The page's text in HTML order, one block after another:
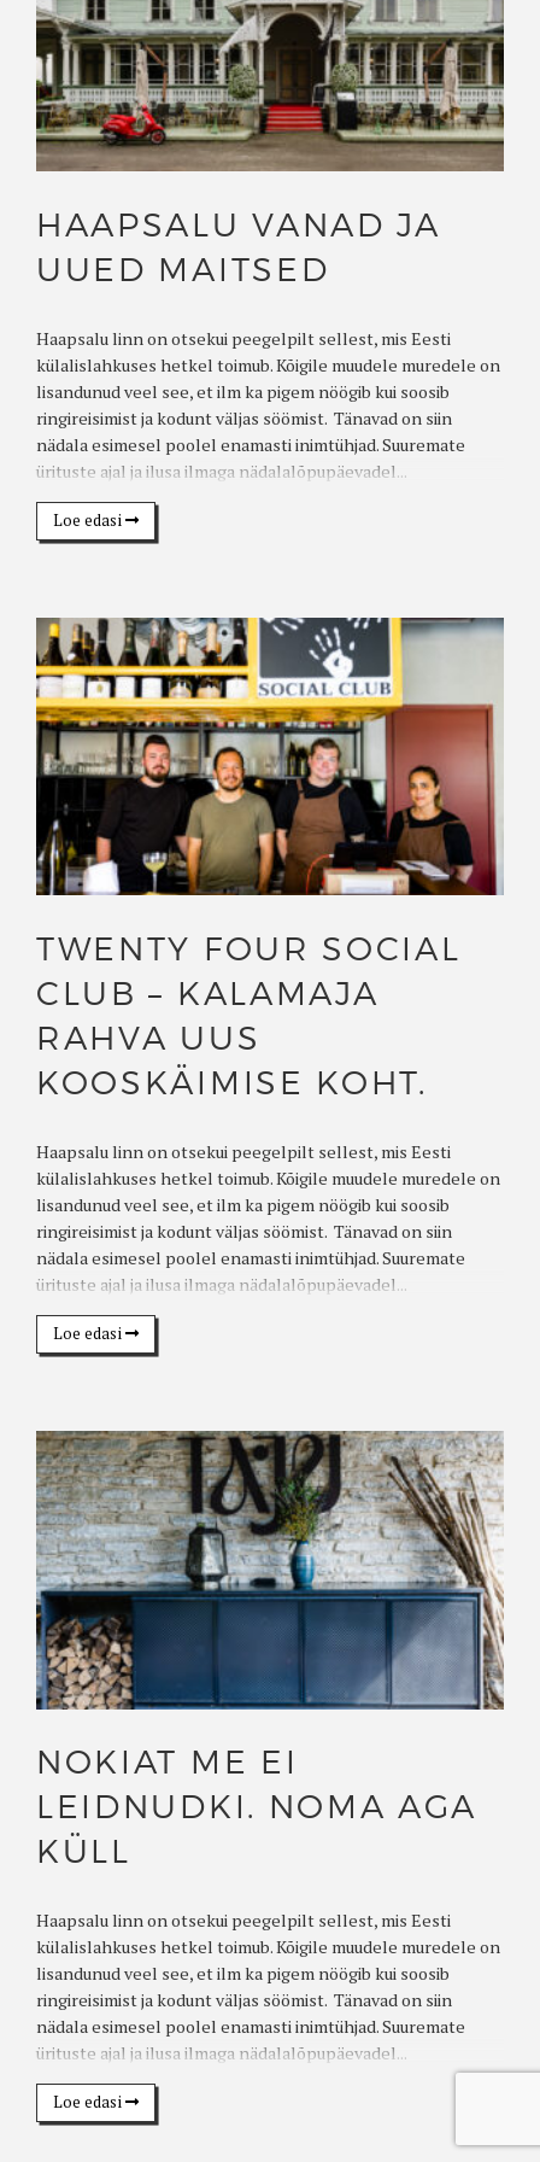
HAAPSALU VANAD JA
UUED MAITSED
Haapsalu linn on otsekui peegelpilt sellest, mis Eesti
külalislahkuses hetkel toimub. Kõigile muudele muredele on
lisandunud veel see, et ilm ka pigem nöögib kui soosib
ringireisimist ja kodunt väljas söömist. Tänavad on siin
nädala esimesel poolel enamasti inimtühjad. Suuremate
ürituste ajal ja ilusa ilmaga nädalalõpupäevadel...
Loe edasi
TWENTY FOUR SOCIAL
CLUB – KALAMAJA
RAHVA UUS
KOOSKÄIMISE KOHT.
Haapsalu linn on otsekui peegelpilt sellest, mis Eesti
külalislahkuses hetkel toimub. Kõigile muudele muredele on
lisandunud veel see, et ilm ka pigem nöögib kui soosib
ringireisimist ja kodunt väljas söömist. Tänavad on siin
nädala esimesel poolel enamasti inimtühjad. Suuremate
ürituste ajal ja ilusa ilmaga nädalalõpupäevadel...
Loe edasi
NOKIAT ME EI
LEIDNUDKI. NOMA AGA
KÜLL
Haapsalu linn on otsekui peegelpilt sellest, mis Eesti
külalislahkuses hetkel toimub. Kõigile muudele muredele on
lisandunud veel see, et ilm ka pigem nöögib kui soosib
ringireisimist ja kodunt väljas söömist. Tänavad on siin
nädala esimesel poolel enamasti inimtühjad. Suuremate
ürituste ajal ja ilusa ilmaga nädalalõpupäevadel...
Loe edasi